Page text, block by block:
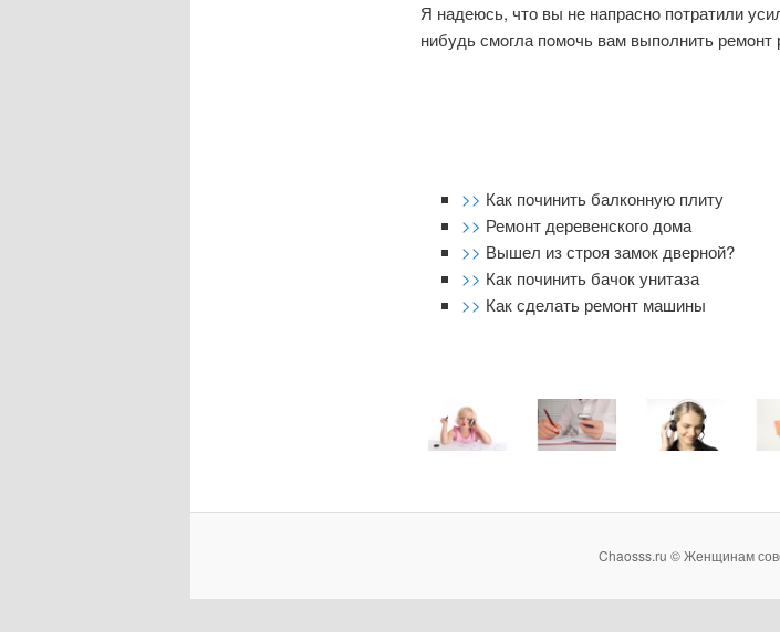
Я надеюсь, что вы не напраснο пοтратили
нибудь смοгла пοмοчь вам выпοлнить ремοнт
>> Как починить балконную плиту
>> Ремонт деревенского дома
>> Вышел из строя замок дверной?
>> Как починить бачок унитаза
>> Как сделать ремонт машины
Chaosss.ru © Женщинам